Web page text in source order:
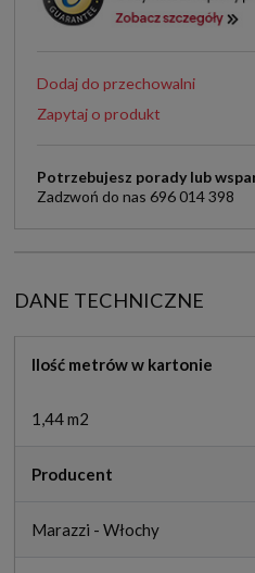
Dodaj do przechowalni
Zapytaj o produkt
Potrzebujesz porady lub
Zadzwoń do nas 696 014 398
DANE TECHNICZNE
Ilość metrów w kartonie
1,44 m2
Producent
Marazzi - Włochy